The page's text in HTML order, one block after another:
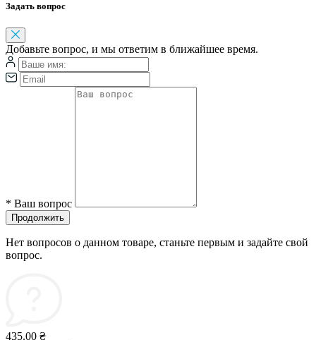
Задать вопрос
Добавьте вопрос, и мы ответим в ближайшее время.
* Ваш вопрос
Продолжить
Нет вопросов о данном товаре, станьте первым и задайте свой
вопрос.
435.00 ₴